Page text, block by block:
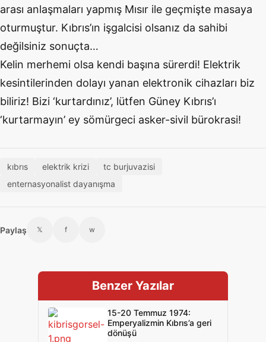
arası anlaşmaları yapmış Mısır ile geçmişte masaya
oturmuştur. Kıbrıs’ın işgalcisi olsanız da sahibi
değilsiniz sonuçta…
Kelin merhemi olsa kendi başına sürerdi! Elektrik
kesintilerinden dolayı yanan elektronik cihazları biz
biliriz! Bizi ‘kurtardınız’, lütfen Güney Kıbrıs’ı
‘kurtarmayın’ ey sömürgeci asker-sivil bürokrasi!
kıbrıs elektrik krizi
tc burjuvazisi
enternasyonalist dayanışma
Paylaş 𝕏 f w
Benzer Yazılar
15-20 Temmuz 1974:
Emperyalizmin Kıbrıs’a geri
dönüşü